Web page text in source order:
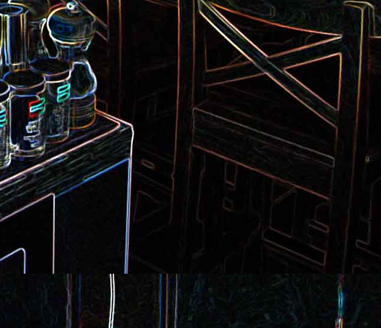
Chou pointu sauté à la poêle
Pizza aux pommes de terre et
aux tomates séchées
Curry de pois chiches et de Salade de thon aux câpres et
aux deux olives